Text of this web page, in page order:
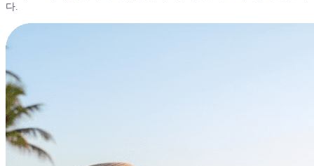
다.